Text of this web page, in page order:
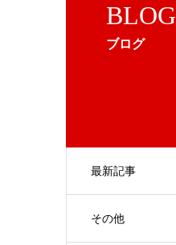
BLOG
ブログ
最新記事
その他